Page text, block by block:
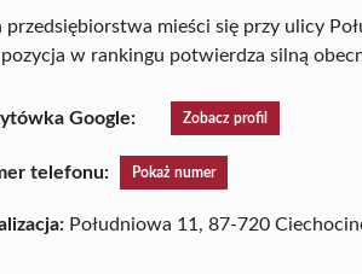
przedsiębiorstwa mieści się przy ulicy
w rankingu potwierdza silną
Google: Zobacz profil
telefonu: Pokaż numer
Południowa 11, 87-720